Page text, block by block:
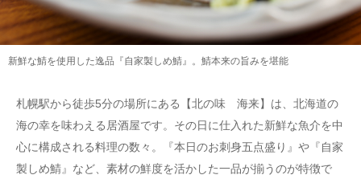
新鮮な鯖を使用した逸品『自家製しめ鯖』。鯖本来の旨みを堪能
札幌駅から徒歩5分の場所にある【北の味 海来】は、北海道の
海の幸を味わえる居酒屋です。その日に仕入れた新鮮な魚介を中
心に構成される料理の数々。『本日のお刺身五点盛り』や『自家
製しめ鯖』など、素材の鮮度を活かした一品が揃うのが特徴で